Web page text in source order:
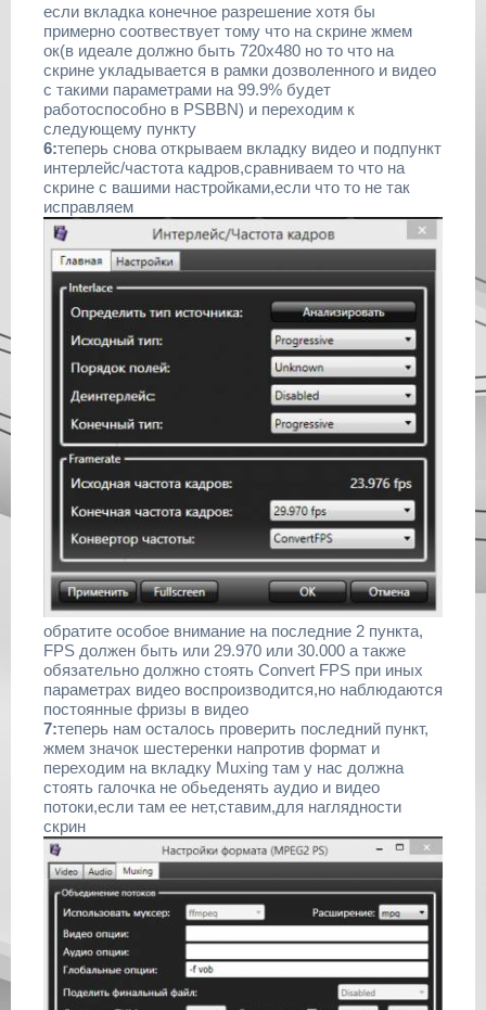
если вкладка конечное разрешение хотя бы
примерно соотвествует тому что на скрине жмем
ок(в идеале должно быть 720x480 но то что на
скрине укладывается в рамки дозволенного и видео
с такими параметрами на 99.9% будет
работоспособно в PSBBN) и переходим к
следующему пункту
6:теперь снова открываем вкладку видео и подпункт
интерлейс/частота кадров,сравниваем то что на
скрине с вашими настройками,если что то не так
исправляем
обратите особое внимание на последние 2 пункта,
FPS должен быть или 29.970 или 30.000 а также
обязательно должно стоять Convert FPS при иных
параметрах видео воспроизводится,но наблюдаются
постоянные фризы в видео
7:теперь нам осталось проверить последний пункт,
жмем значок шестеренки напротив формат и
переходим на вкладку Muxing там у нас должна
стоять галочка не обьеденять аудио и видео
потоки,если там ее нет,ставим,для наглядности
скрин